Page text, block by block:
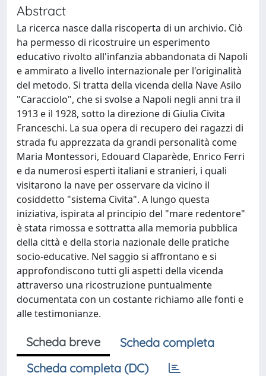
Abstract
La ricerca nasce dalla riscoperta di un archivio. Ciò
ha permesso di ricostruire un esperimento
educativo rivolto all'infanzia abbandonata di Napoli
e ammirato a livello internazionale per l'originalità
del metodo. Si tratta della vicenda della Nave Asilo
"Caracciolo", che si svolse a Napoli negli anni tra il
1913 e il 1928, sotto la direzione di Giulia Civita
Franceschi. La sua opera di recupero dei ragazzi di
strada fu apprezzata da grandi personalità come
Maria Montessori, Edouard Claparède, Enrico Ferri
e da numerosi esperti italiani e stranieri, i quali
visitarono la nave per osservare da vicino il
cosiddetto "sistema Civita". A lungo questa
iniziativa, ispirata al principio del "mare redentore"
è stata rimossa e sottratta alla memoria pubblica
della città e della storia nazionale delle pratiche
socio-educative. Nel saggio si affrontano e si
approfondiscono tutti gli aspetti della vicenda
attraverso una ricostruzione puntualmente
documentata con un costante richiamo alle fonti e
alle testimonianze.
Scheda breve
Scheda completa
Scheda completa (DC)